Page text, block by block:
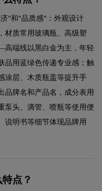
"和"品质感"：外观设计
质常用玻璃瓶、高级塑
端线以黑白金为主，年轻
品用蓝绿色传递专业感；触
层、木质瓶盖等提升手
牌名和产品名，成分表用
头、滴管、喷瓶等使用便
明书等细节体现品牌用
点？